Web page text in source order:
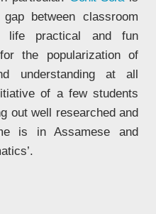
between classroom
life practical and fun
the popularization of
understanding at all
of a few students
out well researched and
is in Assamese and